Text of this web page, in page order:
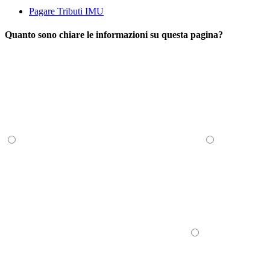
Pagare Tributi IMU
Quanto sono chiare le informazioni su questa pagina?